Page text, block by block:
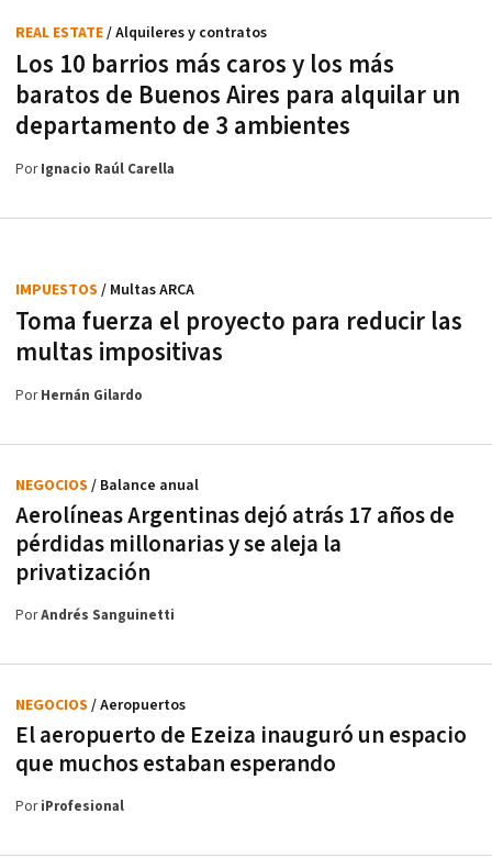
Los 10 barrios más caros y los más
baratos de Buenos Aires para alquilar un
departamento de 3 ambientes
REAL ESTATE/ Alquileres y contratos
PorIgnacio Raúl Carella
Toma fuerza el proyecto para reducir las
multas impositivas
IMPUESTOS / Multas ARCA
PorHernán Gilardo
Aerolíneas Argentinas dejó atrás 17 años de
pérdidas millonarias y se aleja la
privatización
NEGOCIOS / Balance anual
PorAndrés Sanguinetti
El aeropuerto de Ezeiza inauguró un espacio
que muchos estaban esperando
NEGOCIOS / Aeropuertos
PoriProfesional